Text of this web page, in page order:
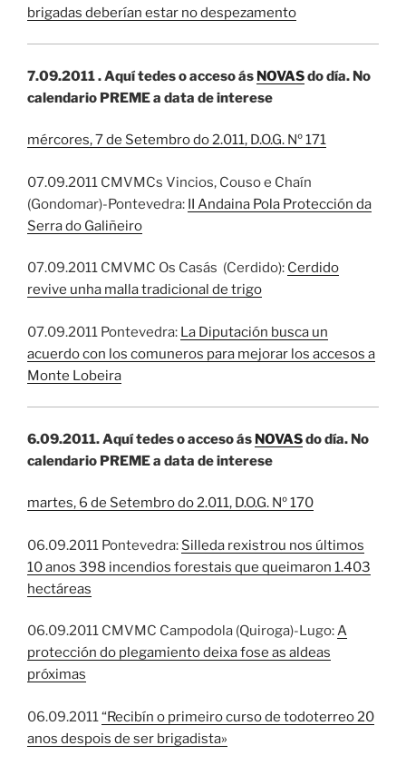
brigadas deberían estar no despezamento
7.09.2011 .Aquí tedes o acceso ás NOVASdo dí­a. No
calendario PREME a data de interese
mércores, 7 de Setembro do 2.011, D.O.G. Nº 171
07.09.2011 CMVMCs Vincios, Couso e Chaín
(Gondomar)-Pontevedra: II Andaina Pola Protección da
Serra do Galiñeiro
07.09.2011 CMVMC Os Casás (Cerdido): Cerdido
revive unha malla tradicional de trigo
07.09.2011 Pontevedra: La Diputación busca un
acuerdo con los comuneros para mejorar los accesos a
Monte Lobeira
6.09.2011.Aquí tedes o acceso ás NOVASdo dí­a. No
calendario PREME a data de interese
martes, 6 de Setembro do 2.011, D.O.G. Nº 170
06.09.2011 Pontevedra: Silleda rexistrou nos últimos
10 anos 398 incendios forestais que queimaron 1.403
hectáreas
06.09.2011 CMVMC Campodola (Quiroga)-Lugo:A
protección do plegamiento deixa fose as aldeas
próximas
06.09.2011“Recibín o primeiro curso de todoterreo 20
anos despois de ser brigadista»